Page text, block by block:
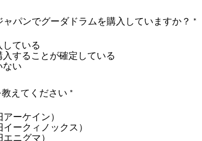
ャパンでグーダドラムを購入していますか？ *
ている
入することが確定している
ない
えてください *
ーケイン）
ークィノックス）
ニグマ）